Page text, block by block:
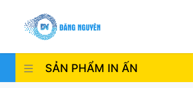
content
SẢN PHẨM IN ẤN